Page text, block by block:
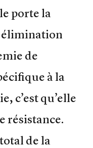
porte la
élimination
de
à la
c’est qu’elle
résistance.
de la